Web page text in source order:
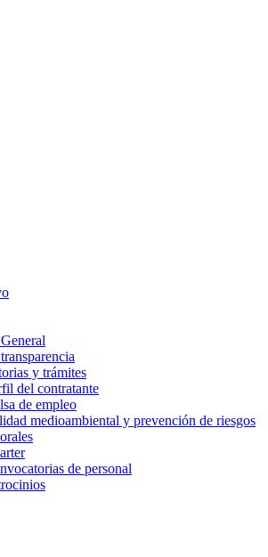
y trámites
del contratante
de empleo
medioambiental y prevención de riesgos
de personal